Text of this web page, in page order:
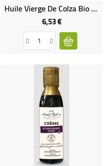
Huile Vierge De Colza Bio 50 Cl
6,53 €Prix